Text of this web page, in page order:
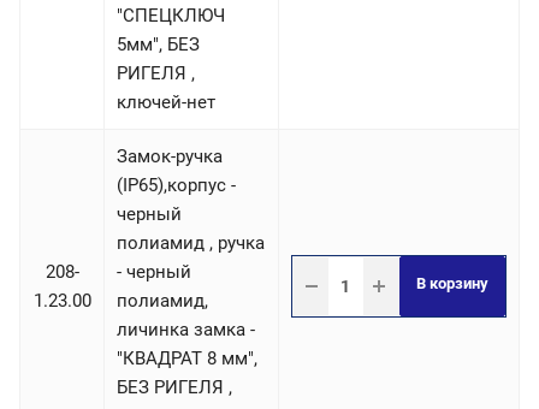
"СПЕЦКЛЮЧ
5мм", БЕЗ
РИГЕЛЯ ,
ключей-нет
208-
1.23.00
Замок-ручка
(IP65),корпус -
черный
полиамид , ручка
- черный
полиамид,
личинка замка -
"КВАДРАТ 8 мм",
БЕЗ РИГЕЛЯ ,
В корзину